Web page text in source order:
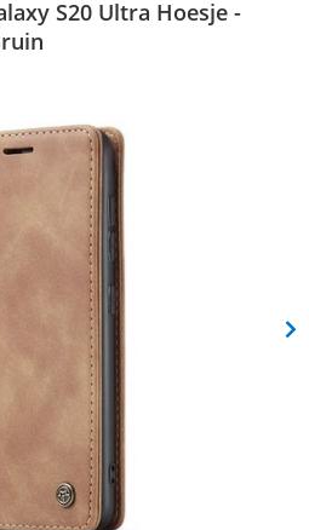
S20 Ultra Hoesje -